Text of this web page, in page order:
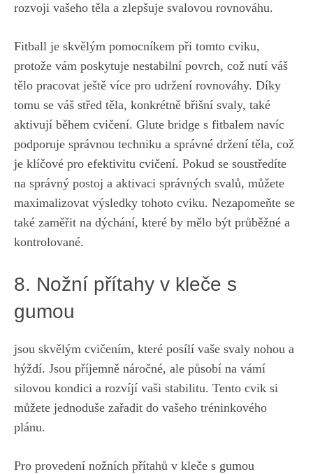
rozvoji vašeho těla a​ zlepšuje svalovou‍ rovnováhu.
Fitball ‌je skvělým pomocníkem při tomto cviku,
protože vám poskytuje nestabilní povrch, což nutí váš
tělo pracovat ještě více pro udržení rovnováhy. Díky
tomu se váš střed těla, konkrétně břišní svaly, také
aktivují ‌během cvičení. Glute bridge s fitbalem navíc
podporuje správnou techniku a správné držení těla, ‍což
je klíčové pro efektivitu‍ cvičení. Pokud se soustředíte
na správný postoj a aktivaci správných svalů, ​můžete
maximalizovat výsledky tohoto cviku. Nezapomeňte se
také zaměřit na dýchání, které by mělo být průběžné ⁣a
kontrolované.
8. Nožní přítahy v kleče s
gumou
jsou skvělým cvičením, které posílí vaše‌ svaly nohou a​
hýždí. Jsou příjemně náročné, ⁤ale působí na vámí
silovou​ kondici a rozvíjí vaši stabilitu. Tento cvik‍ si
můžete jednoduše zařadit ⁣do vašeho tréninkového
plánu.
Pro provedení ‌nožních přítahů v kleče s gumou